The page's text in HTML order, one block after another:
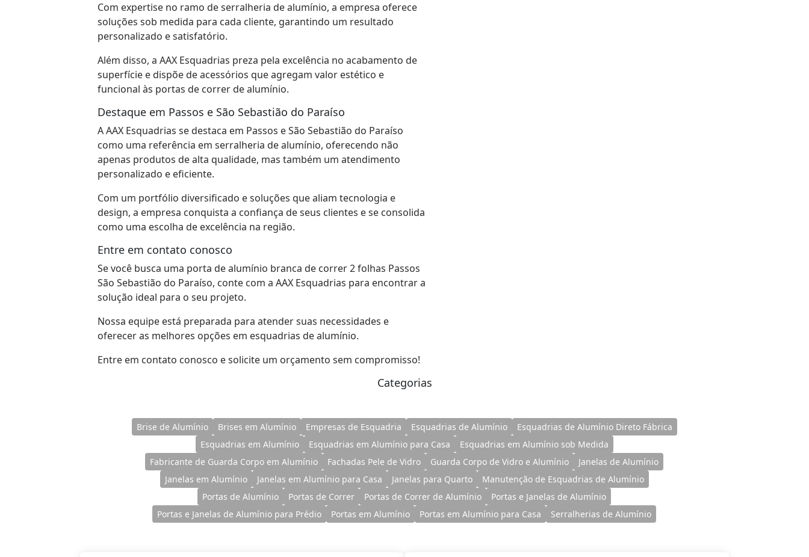
Com expertise no ramo de serralheria de alumínio, a empresa oferece
soluções sob medida para cada cliente, garantindo um resultado
personalizado e satisfatório.
Além disso, a AAX Esquadrias preza pela excelência no acabamento de
superfície e dispõe de acessórios que agregam valor estético e
funcional às portas de correr de alumínio.
Destaque em Passos e São Sebastião do Paraíso
A AAX Esquadrias se destaca em Passos e São Sebastião do Paraíso
como uma referência em serralheria de alumínio, oferecendo não
apenas produtos de alta qualidade, mas também um atendimento
personalizado e eficiente.
Com um portfólio diversificado e soluções que aliam tecnologia e
design, a empresa conquista a confiança de seus clientes e se consolida
como uma escolha de excelência na região.
Entre em contato conosco
Se você busca uma porta de alumínio branca de correr 2 folhas Passos
São Sebastião do Paraíso, conte com a AAX Esquadrias para encontrar a
solução ideal para o seu projeto.
Nossa equipe está preparada para atender suas necessidades e
oferecer as melhores opções em esquadrias de alumínio.
Entre em contato conosco e solicite um orçamento sem compromisso!
Categorias
Brise de Alumínio Brises em Alumínio Empresas de Esquadria Esquadrias de Alumínio
Esquadrias de Alumínio Direto Fábrica
Esquadrias em Alumínio
Esquadrias em Alumínio para Casa
Esquadrias em Alumínio sob Medida
Fabricante de Guarda Corpo em Alumínio
Fachadas Pele de Vidro Guarda Corpo de Vidro e Alumínio
Janelas de Alumínio
Janelas em Alumínio
Janelas em Alumínio para Casa Janelas para Quarto
Manutenção de Esquadrias de Alumínio
Portas de Alumínio
Portas de Correr Portas de Correr de Alumínio
Portas e Janelas de Alumínio
Portas e Janelas de Alumínio para Prédio
Portas em Alumínio Portas em Alumínio para Casa Serralherias de Alumínio